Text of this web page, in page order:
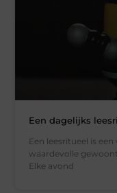
Een dagelijks
Een leesritueel is
waardevolle
Elke avond